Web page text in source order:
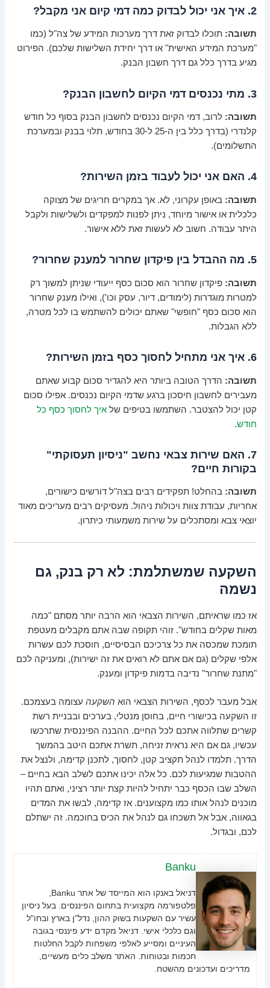
2. איך אני יכול לבדוק כמה דמי קיום אני מקבל?
תשובה: תוכלו לבדוק זאת דרך מערכות המידע של צה"ל (כמו
"מערכת המידע האישית" או דרך יחידת השלישות שלכם). הפירוט
מגיע בדרך כלל גם דרך חשבון הבנק.
3. מתי נכנסים דמי הקיום לחשבון הבנק?
תשובה: לרוב, דמי הקיום נכנסים לחשבון הבנק בסוף כל חודש
קלנדרי (בדרך כלל בין ה-25 ל-30 בחודש, תלוי בבנק ובמערכת
התשלומים).
4. האם אני יכול לעבוד בזמן השירות?
תשובה: באופן עקרוני, לא. אך במקרים חריגים של מצוקה
כלכלית או אישור מיוחד, ניתן לפנות למפקדים ולשלישות ולקבל
היתר עבודה. חשוב לא לעשות זאת ללא אישור.
5. מה ההבדל בין פיקדון שחרור למענק שחרור?
תשובה: פיקדון שחרור הוא סכום כסף ייעודי שניתן למשוך רק
למטרות מוגדרות (לימודים, דיור, עסק וכו'), ואילו מענק שחרור
הוא סכום כסף "חופשי" שאתם יכולים להשתמש בו לכל מטרה,
ללא הגבלות.
6. איך אני מתחיל לחסוך כסף בזמן השירות?
תשובה: הדרך הטובה ביותר היא להגדיר סכום קבוע שאתם
מעבירים לחשבון חיסכון ברגע שדמי הקיום נכנסים. אפילו סכום
קטן יכול להצטבר. השתמשו בטיפים שלאיך לחסוך כסף כל
חודש.
7. האם שירות צבאי נחשב "ניסיון תעסוקתי"
בקורות חיים?
תשובה: בהחלט! תפקידים רבים בצה"ל דורשים כישורים,
אחריות, עבודת צוות ויכולות ניהול. מעסיקים רבים מעריכים מאוד
יוצאי צבא ומסתכלים על שירות משמעותי כיתרון.
השקעה שמשתלמת: לא רק בנק, גם
נשמה
אז כמו שראיתם, השירות הצבאי הוא הרבה יותר מסתם "כמה
מאות שקלים בחודש". זוהי תקופה שבה אתם מקבלים מעטפת
תומכת שמכסה את כל צרכיכם הבסיסיים, חוסכת לכם עשרות
אלפי שקלים (גם אם אתם לא רואים את זה ישירות), ומעניקה לכם
"מתנת שחרור" נדיבה בדמות פיקדון ומענק.
אבל מעבר לכסף, השירות הצבאי הוא השקעה עצומה בעצמכם.
זו השקעה בכישורי חיים, בחוסן מנטלי, בערכים ובבניית רשת
קשרים שתלווה אתכם לכל החיים. ההבנה הפיננסית שתרכשו
עכשיו, גם אם היא נראית זניחה, תשרת אתכם היטב בהמשך
הדרך. תלמדו לנהל תקציב קטן, לחסוך, לתכנן קדימה, ולנצל את
ההטבות שמגיעות לכם. כל אלה יכינו אתכם לשלב הבא בחיים –
השלב שבו הכסף כבר יתחיל להיות קצת יותר רציני, ואתם תהיו
מוכנים לנהל אותו כמו מקצוענים. אז קדימה, לבשו את המדים
בגאווה, אבל אל תשכחו גם לנהל את הכיס בחוכמה. זה ישתלם
לכם, ובגדול.
Banku
דניאל באנקו הוא המייסד של אתר Banku,
פלטפורמה מקצועית בתחום הפיננסים. בעל ניסיון
עשיר עם השקעות בשוק ההון, נדל"ן בארץ ובחו"ל
וגם כלכלי אישי. דניאל מקדם ידע פיננסי בגובה
העיניים ומסייע לאלפי משפחות לקבל החלטות
חכמות ובטוחות. האתר משלב כלים מעשיים,
מדריכים ועדכונים מהשטח.